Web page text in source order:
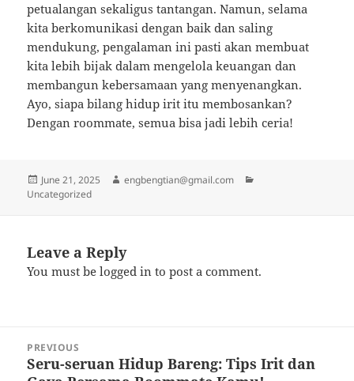
petualangan sekaligus tantangan. Namun, selama
kita berkomunikasi dengan baik dan saling
mendukung, pengalaman ini pasti akan membuat
kita lebih bijak dalam mengelola keuangan dan
membangun kebersamaan yang menyenangkan.
Ayo, siapa bilang hidup irit itu membosankan?
Dengan roommate, semua bisa jadi lebih ceria!
Posted
on
June 21, 2025 Author
engbengtian@gmail.com
Uncategorized
Leave a Reply
You must belogged in to post a comment.
navigation
PREVIOUS
Previous
Seru-seruan Hidup Bareng: Tips Irit dan